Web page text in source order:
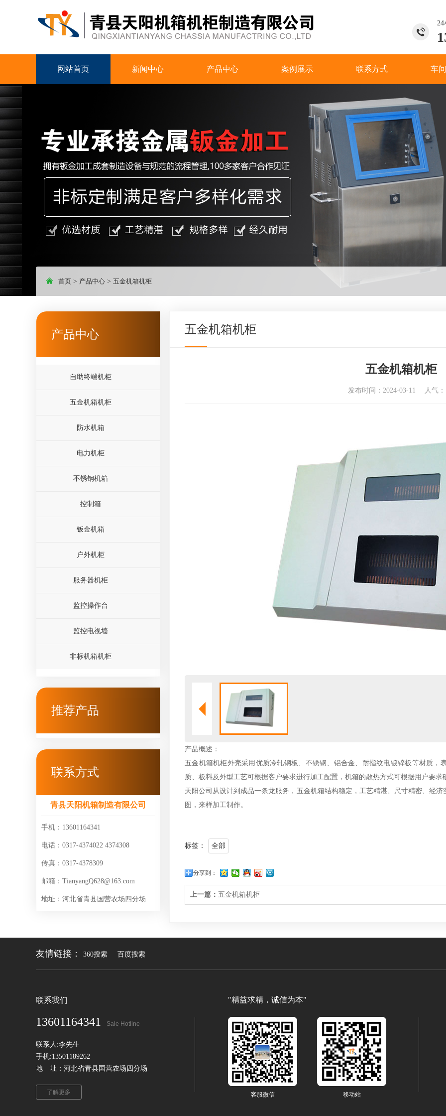
24
网站首页 新闻中心 产品中心 案例展示 联系方式 车
首页 > 产品中心 > 五金机箱机柜
产品中心
自助终端机柜
五金机箱机柜
防水机箱
电力机柜
不锈钢机箱
控制箱
钣金机箱
户外机柜
服务器机柜
监控操作台
监控电视墙
非标机箱机柜
推荐产品
联系方式
青县天阳机箱制造有限公司
手机：13601164341
电话：0317-4374022 4374308
传真：0317-4378309
邮箱：TianyangQ628@163.com
地址：河北省青县国营农场四分场
五金机箱机柜
五金机箱机柜
发布时间：2024-03-11 人气
产品概述：
五金机箱机柜外壳采用优质冷轧钢板、不锈钢、铝合金、耐指纹电镀锌板等材质，
质、板料及外型工艺可根据客户要求进行加工配置，机箱的散热方式可根据用户要求
天阳公司从设计到成品一条龙服务，五金机箱结构稳定，工艺精湛、尺寸精密、经
图，来样加工制作。
标签： 全部
分享到：
上一篇： 五金机箱机柜
友情链接： 360搜索 百度搜索
联系我们
13601164341 Sale Hotline
联系人:李先生
手机:13501189262
地 址：河北省青县国营农场四分场
了解更多
"精益求精，诚信为本"
客服微信 移动站